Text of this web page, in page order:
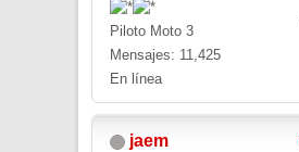
Piloto Moto 3
Mensajes: 11,425
En línea
jaem